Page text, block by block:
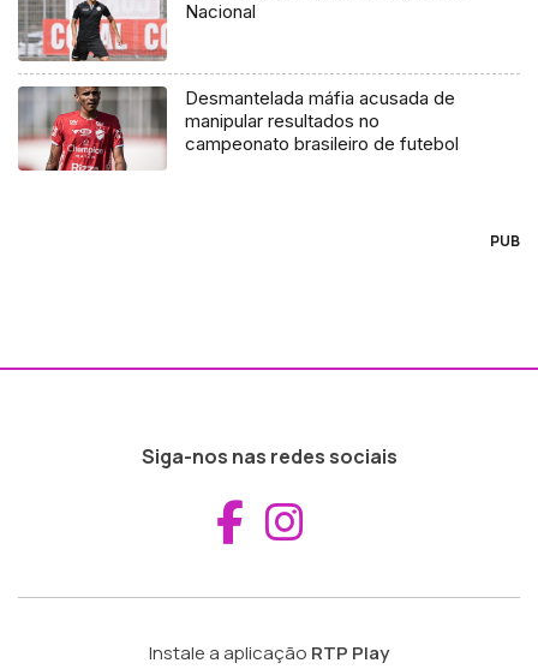
Nacional
Desmantelada máfia acusada de
manipular resultados no
campeonato brasileiro de futebol
PUB
Siga-nos nas redes sociais
Aceder ao
Instale a aplicação RTP Play